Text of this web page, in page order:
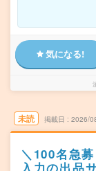
気になる!
未読 掲載日 2026/
＼100名急
入力の出品